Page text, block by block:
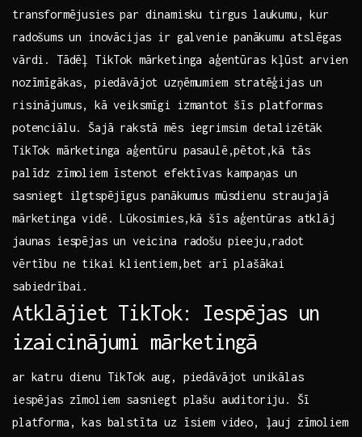
transformējusies‌ par dinamisku tirgus laukumu, kur
radošums ⁢un inovācijas ir galvenie ⁣panākumu⁤ atslēgas
vārdi. Tādēļ TikTok mārketinga aģentūras kļūst arvien
nozīmīgākas, piedāvājot uzņēmumiem stratēģijas un
risinājumus, kā veiksmīgi izmantot šīs platformas
potenciālu. Šajā rakstā mēs ‍iegrimsim detalizētāk
TikTok mārketinga aģentūru pasaulē,pētot,kā tās
palīdz zīmoliem⁢ īstenot efektīvas kampaņas un
sasniegt ilgtspējīgus panākumus mūsdienu straujajā
mārketinga vidē. Lūkosimies,kā šīs aģentūras atklāj
jaunas iespējas un‍ veicina radošu pieeju,radot
vērtību ne tikai klientiem,bet arī plašākai
sabiedrībai.
Atklājiet TikTok: ⁣Iespējas un
izaicinājumi mārketingā
ar katru dienu TikTok aug, piedāvājot unikālas
iespējas zīmoliem sasniegt plašu auditoriju. ⁢Šī
‌platforma, kas balstīta uz īsiem video, ļauj zīmoliem